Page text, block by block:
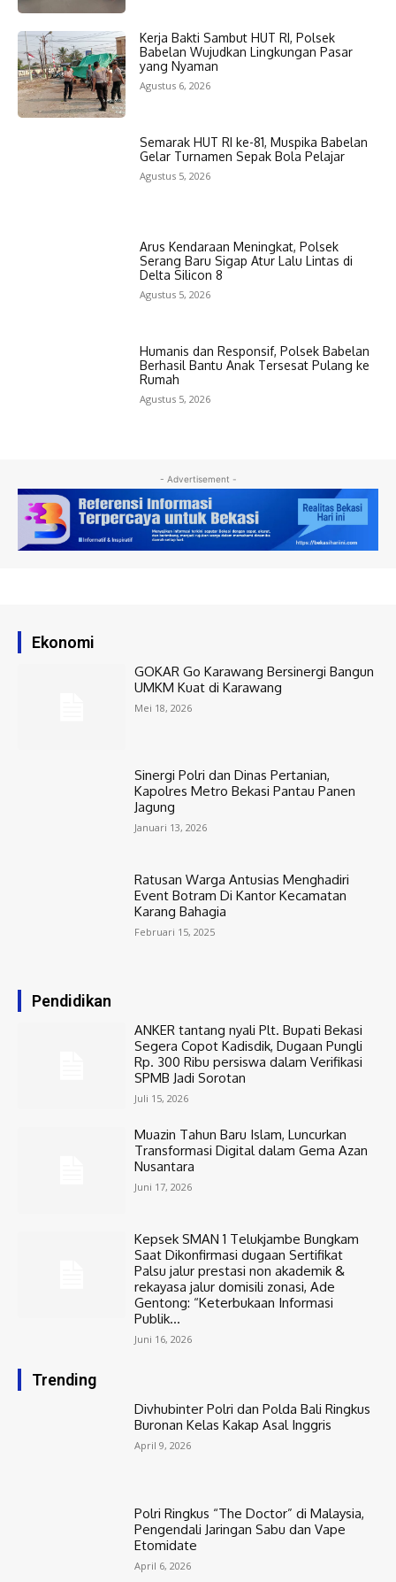
Kerja Bakti Sambut HUT RI, Polsek
Babelan Wujudkan Lingkungan Pasar
yang Nyaman
Agustus 6, 2026
Semarak HUT RI ke-81, Muspika Babelan
Gelar Turnamen Sepak Bola Pelajar
Agustus 5, 2026
Arus Kendaraan Meningkat, Polsek
Serang Baru Sigap Atur Lalu Lintas di
Delta Silicon 8
Agustus 5, 2026
Humanis dan Responsif, Polsek Babelan
Berhasil Bantu Anak Tersesat Pulang ke
Rumah
Agustus 5, 2026
- Advertisement -
Ekonomi
GOKAR Go Karawang Bersinergi Bangun
UMKM Kuat di Karawang
Mei 18, 2026
Sinergi Polri dan Dinas Pertanian,
Kapolres Metro Bekasi Pantau Panen
Jagung
Januari 13, 2026
Ratusan Warga Antusias Menghadiri
Event Botram Di Kantor Kecamatan
Karang Bahagia
Februari 15, 2025
Pendidikan
ANKER tantang nyali Plt. Bupati Bekasi
Segera Copot Kadisdik, Dugaan Pungli
Rp. 300 Ribu persiswa dalam Verifikasi
SPMB Jadi Sorotan
Juli 15, 2026
Muazin Tahun Baru Islam, Luncurkan
Transformasi Digital dalam Gema Azan
Nusantara
Juni 17, 2026
Kepsek SMAN 1 Telukjambe Bungkam
Saat Dikonfirmasi dugaan Sertifikat
Palsu jalur prestasi non akademik &
rekayasa jalur domisili zonasi, Ade
Gentong: “Keterbukaan Informasi
Publik...
Juni 16, 2026
Trending
Divhubinter Polri dan Polda Bali Ringkus
Buronan Kelas Kakap Asal Inggris
April 9, 2026
Polri Ringkus “The Doctor” di Malaysia,
Pengendali Jaringan Sabu dan Vape
Etomidate
April 6, 2026